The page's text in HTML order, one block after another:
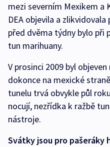
mezi severním Mexikem a
DEA objevila a
před dvěma týdny bylo při
tun marihuany.
V prosinci 2009 byl
dokonce na mexické
tunelu trvá obvykle půl
nocují, nezřídka k ražbě
nástroje.
Svátky jsou pro pašeráky